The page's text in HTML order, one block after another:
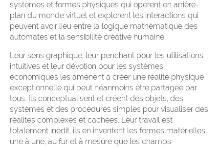
systèmes et formes physiques qui opèrent en arrière-
plan du monde virtuel et explorent les interactions qui
peuvent avoir lieu entre la logique mathématique des
automates et la sensibilité créative humaine.
Leur sens graphique, leur penchant pour les utilisations
intuitives et leur dévotion pour les systèmes
économiques les amènent à créer une réalité physique
exceptionnelle qui peut néanmoins être partagée par
tous. Ils conceptualisent et créent des objets, des
systèmes et des procédures simples pour visualiser des
réalités complexes et cachées. Leur travail est
totalement inédit, ils en inventent les formes matérielles
une à une, au fur et à mesure que les champs